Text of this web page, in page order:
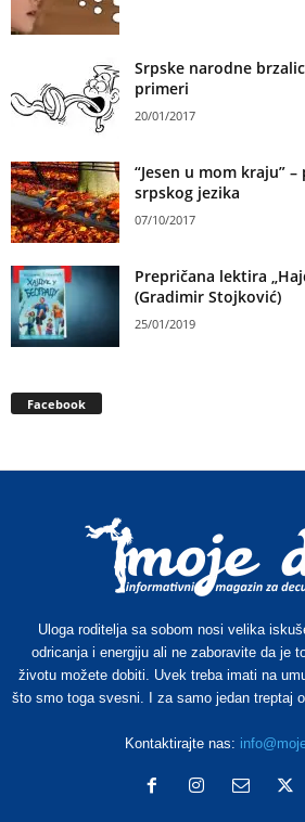
Srpske narodne
primeri
20/01/2017
“Jesen u mom kraju”
srpskog jezika
07/10/2017
Prepričana lektira
(Gradimir Stojković)
25/01/2019
Facebook
Uloga roditelja sa sobom nosi velika
odricanja i energiju ali ne zaboravite da je
životu možete dobiti. Uvek treba imati na
što smo toga svesni. I za samo jedan treptaj
Kontaktirajte nas: